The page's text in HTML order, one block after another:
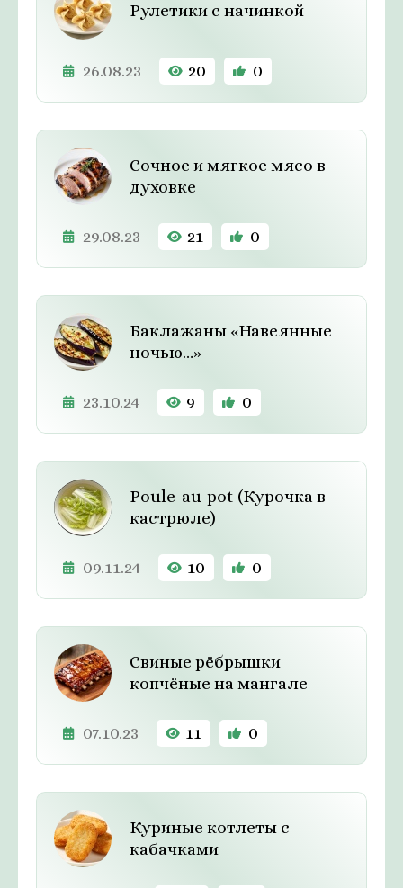
Рулетики с начинкой
26.08.23 20 0
Сочное и мягкое мясо в
духовке
29.08.23 21 0
Баклажаны «Навеянные
ночью…»
23.10.24 9 0
Poule-au-pot (Курочка в
кастрюле)
09.11.24 10 0
Свиные рёбрышки
копчёные на мангале
07.10.23 11 0
Куриные котлеты с
кабачками